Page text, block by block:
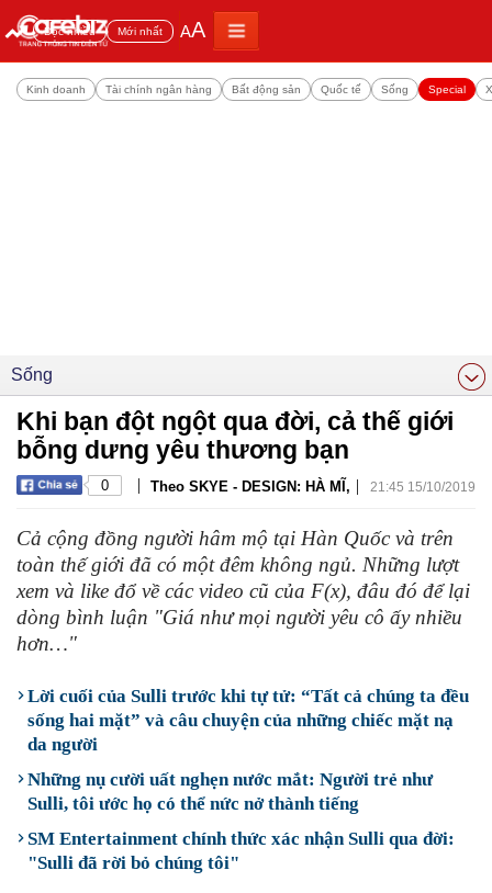
Đọc nhiều Mới nhất AA
Kinh doanh Tài chính ngân hàng Bất động sản Quốc tế Sống Special
Sống
Khi bạn đột ngột qua đời, cả thế giới
bỗng dưng yêu thương bạn
0 | Theo SKYE - DESIGN: HÀ MĨ, | 21:45 15/10/2019
Cả cộng đồng người hâm mộ tại Hàn Quốc và trên
toàn thế giới đã có một đêm không ngủ. Những lượt
xem và like đổ về các video cũ của F(x), đâu đó để lại
dòng bình luận "Giá như mọi người yêu cô ấy nhiều
hơn…"
Lời cuối của Sulli trước khi tự tử: “Tất cả chúng ta đều
sống hai mặt” và câu chuyện của những chiếc mặt nạ
da người
Những nụ cười uất nghẹn nước mắt: Người trẻ như
Sulli, tôi ước họ có thể nức nở thành tiếng
SM Entertainment chính thức xác nhận Sulli qua đời:
"Sulli đã rời bỏ chúng tôi"